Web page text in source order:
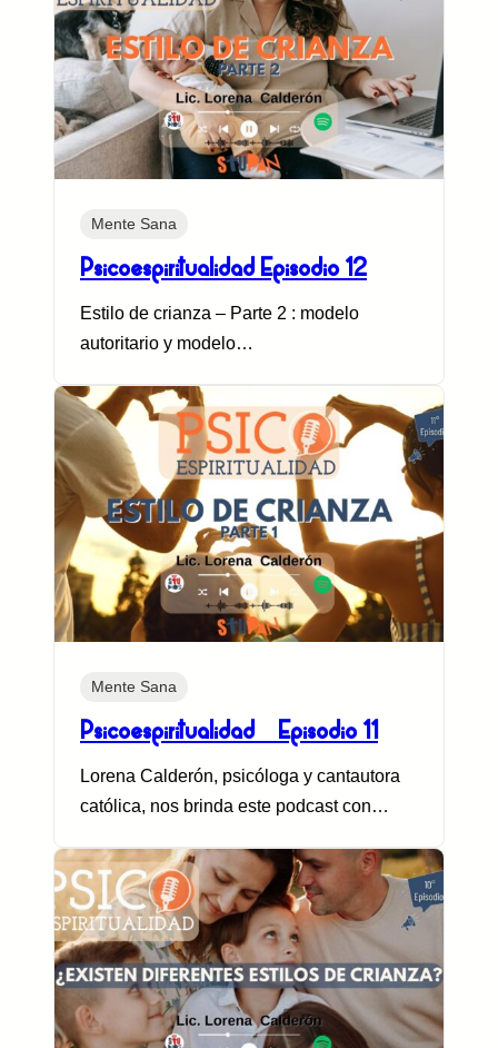
Mente Sana
Psicoespiritualidad Episodio 12
Estilo de crianza – Parte 2 : modelo
autoritario y modelo…
Mente Sana
Psicoespiritualidad – Episodio 11
Lorena Calderón, psicóloga y cantautora
católica, nos brinda este podcast con…